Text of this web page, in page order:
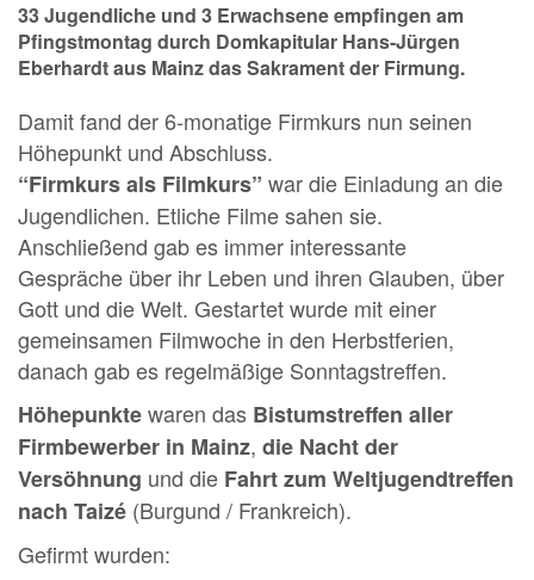
33 Jugendliche und 3 Erwachsene empfingen am
Pfingstmontag durch Domkapitular Hans-Jürgen
Eberhardt aus Mainz das Sakrament der Firmung.
Damit fand der 6-monatige Firmkurs nun seinen
Höhepunkt und Abschluss.
“Firmkurs als Filmkurs” war die Einladung an die
Jugendlichen. Etliche Filme sahen sie.
Anschließend gab es immer interessante
Gespräche über ihr Leben und ihren Glauben, über
Gott und die Welt. Gestartet wurde mit einer
gemeinsamen Filmwoche in den Herbstferien,
danach gab es regelmäßige Sonntagstreffen.
Höhepunktewaren das Bistumstreffen aller
Firmbewerber in Mainz, die Nacht der
Versöhnung und die Fahrt zum Weltjugendtreffen
nach Taizé (Burgund / Frankreich).
Gefirmt wurden: